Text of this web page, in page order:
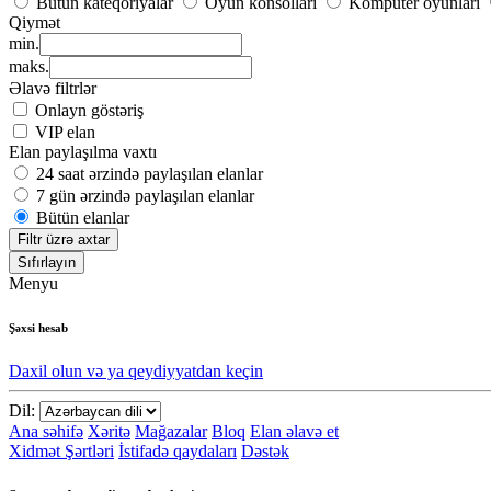
Qiymət
min.
maks.
Əlavə filtrlər
Onlayn göstəriş
VIP elan
Elan paylaşılma vaxtı
24 saat ərzində paylaşılan elanlar
7 gün ərzində paylaşılan elanlar
Bütün elanlar
Filtr üzrə axtar
Sıfırlayın
Menyu
Şəxsi hesab
Daxil olun və ya qeydiyyatdan keçin
Dil:
Ana səhifə Xəritə Mağazalar Bloq Elan əlavə et
Xidmət Şərtləri İstifadə qaydaları Dəstək